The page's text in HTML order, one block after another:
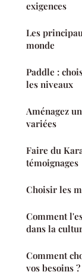
exigences
Les
monde
Paddle :
les niveaux
Aménagez
variées
Faire du
témoignages
Choisir les
Comment
dans la
Comment
vos besoins ?